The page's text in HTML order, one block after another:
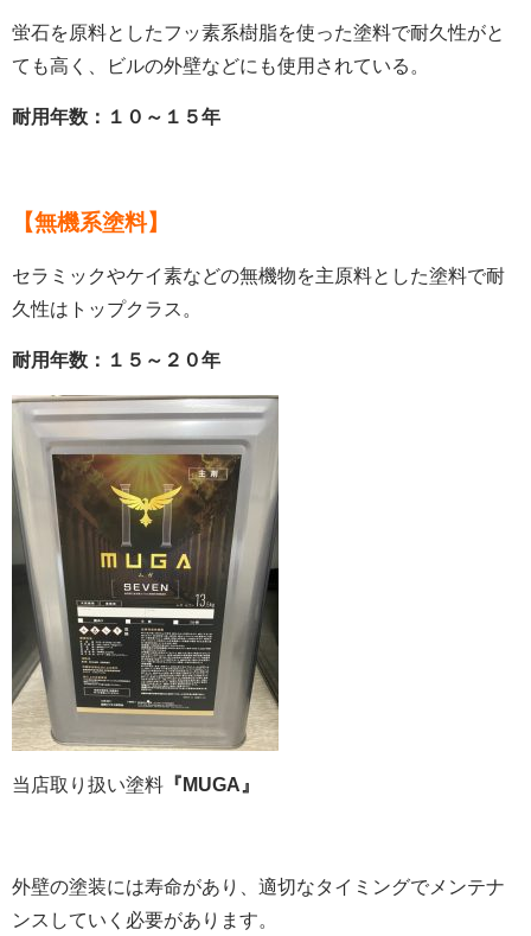
蛍石を原料としたフッ素系樹脂を使った塗料で耐久性がと
ても高く、ビルの外壁などにも使用されている。
耐用年数：１０～１５年
【無機系塗料】
セラミックやケイ素などの無機物を主原料とした塗料で耐
久性はトップクラス。
耐用年数：１５～２０年
当店取り扱い塗料 『MUGA』
外壁の塗装には寿命があり、適切なタイミングでメンテナ
ンスしていく必要があります。